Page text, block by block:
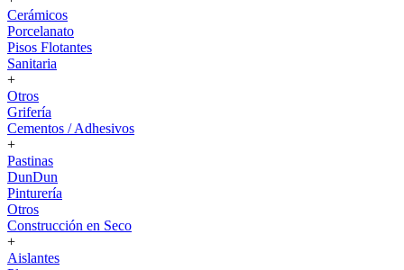
Cerámicos
Porcelanato
Pisos Flotantes
Sanitaria
+
Otros
Grifería
Cementos / Adhesivos
+
Pastinas
DunDun
Pinturería
Otros
Construcción en Seco
+
Aislantes